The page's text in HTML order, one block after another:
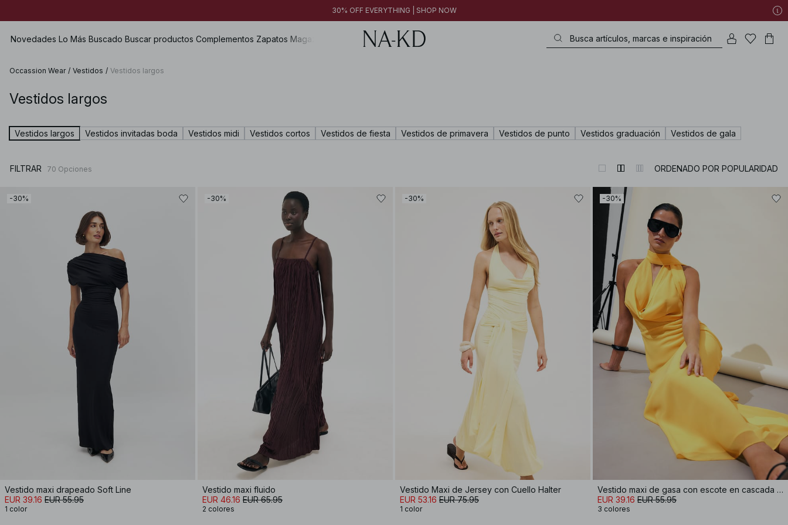
30% OFF EVERYTHING | SHOP NOW
Novedades Lo Más Buscado Buscar productos Complementos Zapatos Magazine
Ver todo
Tops
Camisas & Blusas
Lencería
Ver todo
Joyería
Cinturones
Accesorios para el pelo
Ver todo
Heels
Botas
Occassion Wear / Vestidos / Vestidos largos
Vestidos largos
Vestidos largos Vestidos invitadas boda Vestidos midi Vestidos cortos Vestidos de fiesta Vestidos de primavera Vestidos de punto Vestidos graduación Vestidos de gala
FILTRAR 70 Opciones ORDENADO POR POPULARIDAD
-30%
Vestido maxi drapeado Soft Line
EUR 39.16 EUR 55.95
1 color
-30%
Vestido maxi fluido
EUR 46.16 EUR 65.95
2 colores
-30%
Vestido Maxi de Jersey con Cuello Halter
EUR 53.16 EUR 75.95
1 color
-30%
Vestido maxi de gasa con escote en cascada y pañuelo
EUR 39.16 EUR 55.95
3 colores